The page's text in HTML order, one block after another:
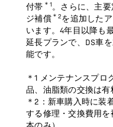
付帯 ＊1。さらに、主
ジ補償＊2を追加した
います。4年目以降も
延長プランで、DS車
能です。
＊1 メンテナンスプロ
品、油脂類の交換は有
＊2：新車購入時に装
する修理・交換費用を